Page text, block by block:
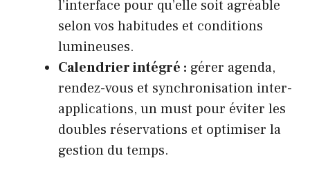
l’interface pour qu’elle soit agréable
selon vos habitudes et conditions
lumineuses.
Calendrier intégré : gérer agenda,
rendez-vous et synchronisation inter-
applications, un must pour éviter les
doubles réservations et optimiser la
gestion du temps.